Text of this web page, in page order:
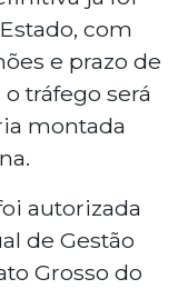
com
e prazo de
tráfego será
montada
autorizada
de Gestão
Grosso do